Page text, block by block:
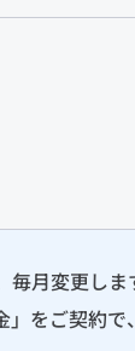
月変更しま
をご契約